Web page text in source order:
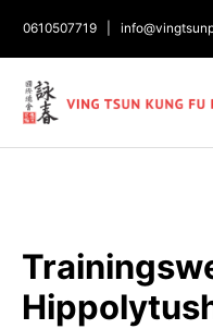
0610507719|